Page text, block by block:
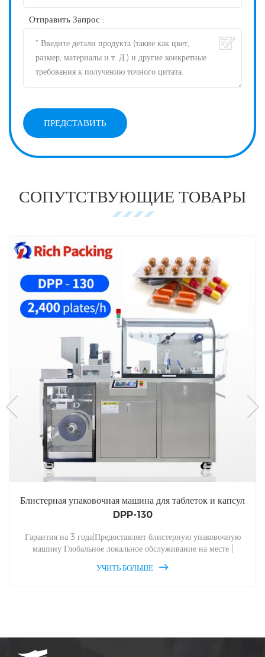
Отправить Запрос :
СОПУТСТВУЮЩИЕ ТОВАРЫ
Блистерная упаковочная машина для таблеток и капсул
DPP-130
Гарантия на 3 года|Предоставляет блистерную упаковочную
машину Глобальное локальное обслуживание на месте |
техническое обслуживание и запасные части в течение всего
УЧИТЬ БОЛЬШЕ